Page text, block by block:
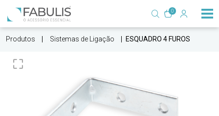
0
Produtos Sistemas de Ligação ESQUADRO 4 FUROS